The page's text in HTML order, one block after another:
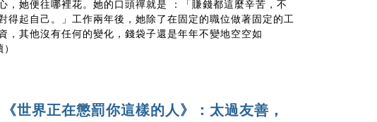
，她便往哪裡花。她的口頭禪就是 ：「賺錢都這麼辛苦，不
得起自己。」工作兩年後，她除了在固定的職位做著固定的工
，其他沒有任何的變化，錢袋子還是年年不變地空空如
《世界正在懲罰你這樣的人》：太過友善，